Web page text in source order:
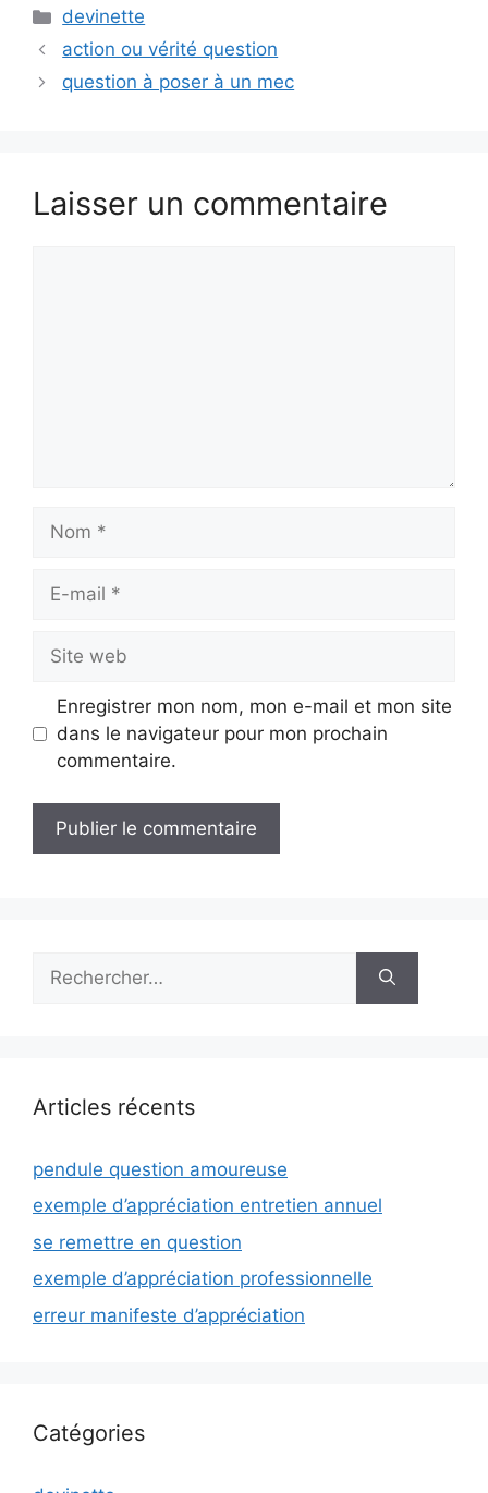
Catégories
devinette
action ou vérité question
question à poser à un mec
Laisser un commentaire
Nom
Site
web
Enregistrer mon nom, mon e-mail et mon site
dans le navigateur pour mon prochain
commentaire.
Articles récents
pendule question amoureuse
exemple d’appréciation entretien annuel
se remettre en question
exemple d’appréciation professionnelle
erreur manifeste d’appréciation
Catégories